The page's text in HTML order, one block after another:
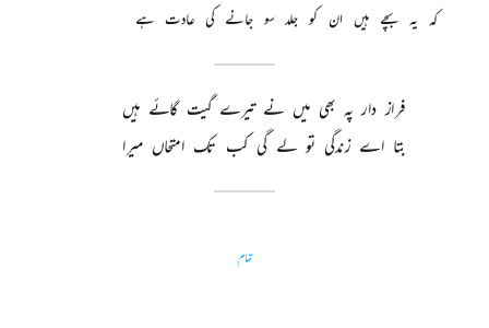
کہ
یہ بچے ہیں ان کو جلد سو جانے کی عادت ہے
فراز دار پہ بھی میں نے تیرے گیت گائے ہیں
بتا اے زندگی تو لے گی کب تک امتحاں میرا
تمام